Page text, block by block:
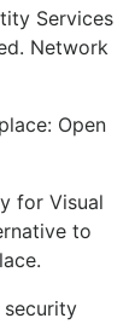
Services
Network
Open
for Visual
to